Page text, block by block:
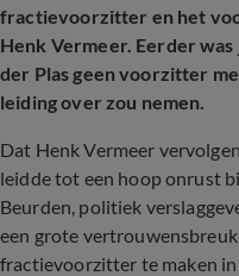
fractievoorzitter en het
Henk Vermeer. Eerder
der Plas geen voorzitter
leiding over zou nemen.
Dat Henk Vermeer
leidde tot een hoop onrust
Beurden, politiek
een grote
fractievoorzitter te maken in